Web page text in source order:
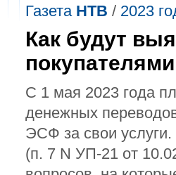
Газета НТВ / 2023
Как будут
С 1 мая 2023 года
денежных
ЭСФ за свои
(п. 7 N УП-21 от